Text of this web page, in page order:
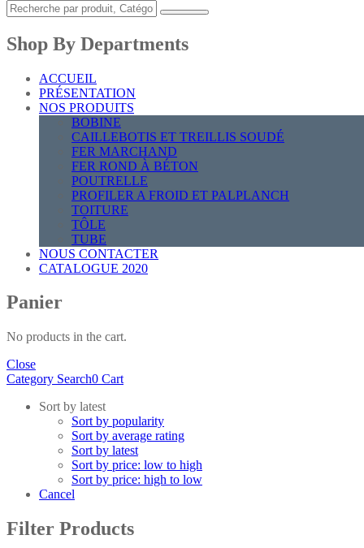
Shop By Departments
ACCUEIL
PRÉSENTATION
NOS PRODUITS
BOBINE
CAILLEBOTIS ET TREILLIS SOUDÉ
FER MARCHAND
FER ROND À BÉTON
POUTRELLE
PROFILER A FROID ET PALPLANCH
TOITURE
TÔLE
TUBE
NOUS CONTACTER
CATALOGUE 2020
Panier
No products in the cart.
Close
Category Search0 Cart
Sort by latest
Sort by popularity
Sort by average rating
Sort by latest
Sort by price: low to high
Sort by price: high to low
Cancel
Filter Products